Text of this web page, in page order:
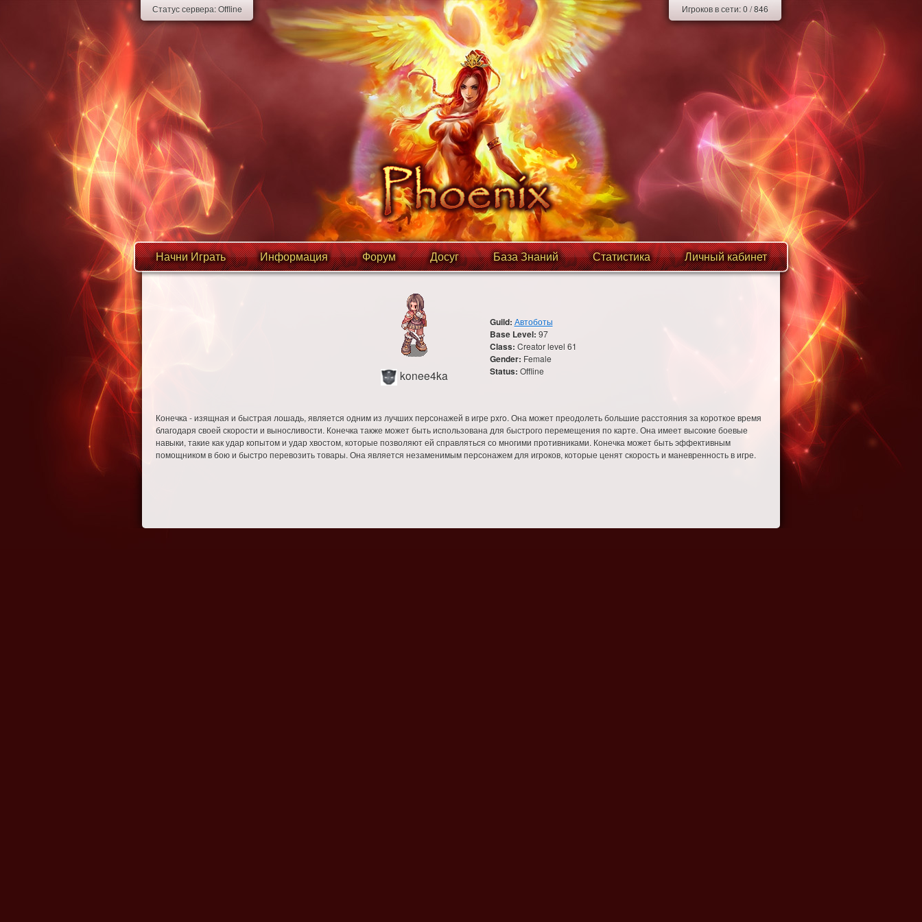
Статус сервера:Offline Игроков в сети:0 /846
Начни Играть Информация Форум Досуг База Знаний Статистика Личный кабинет
konee4ka
Guild: Автоботы
Base Level: 97
Class: Creator level 61
Gender: Female
Status: Offline
Конечка - изящная и быстрая лошадь, является одним из лучших персонажей в игре pxro. Она может преодолеть большие расстояния за короткое время
благодаря своей скорости и выносливости. Конечка также может быть использована для быстрого перемещения по карте. Она имеет высокие боевые
навыки, такие как удар копытом и удар хвостом, которые позволяют ей справляться со многими противниками. Конечка может быть эффективным
помощником в бою и быстро перевозить товары. Она является незаменимым персонажем для игроков, которые ценят скорость и маневренность в игре.